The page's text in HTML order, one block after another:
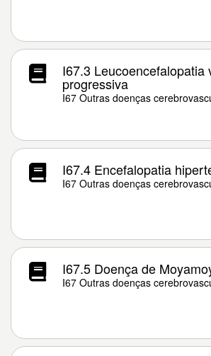
I67.3 Leucoencefalopatia
progressiva
I67 Outras doenças
I67.4 Encefalopatia
I67 Outras doenças
I67.5 Doença de
I67 Outras doenças